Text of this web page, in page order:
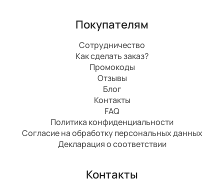
Покупателям
Сотрудничество
Как сделать заказ?
Промокоды
Отзывы
Блог
Контакты
FAQ
Политика конфиденциальности
Согласие на обработку персональных данных
Декларация о соответствии
Контакты